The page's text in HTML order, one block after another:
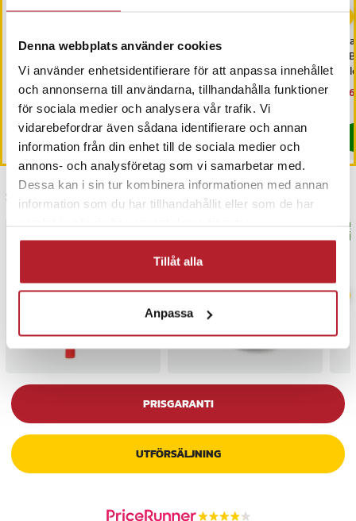
Denna webbplats använder cookies
Vi använder enhetsidentifierare för att anpassa innehållet
och annonserna till användarna, tillhandahålla funktioner
för sociala medier och analysera vår trafik. Vi
vidarebefordrar även sådana identifierare och annan
information från din enhet till de sociala medier och
annons- och analysföretag som vi samarbetar med.
Dessa kan i sin tur kombinera informationen med annan
information som du har tillhandahållit eller som de har
Tillåt alla
Anpassa
Dubbel automatisk
foderautomat 2 kg med
portionskontroll och
röstmeddelande
Pris: 679 kr
679 kr
Kommer i lager 2026-08-12
Köp
Klöspelare 85cm -
Grå/beige
Pris :539 kr
539 kr
I lager, levereras inom 1-2 vardagar
Köp
Senast besökta
PRISGARANTI
UTFÖRSÄLJNING